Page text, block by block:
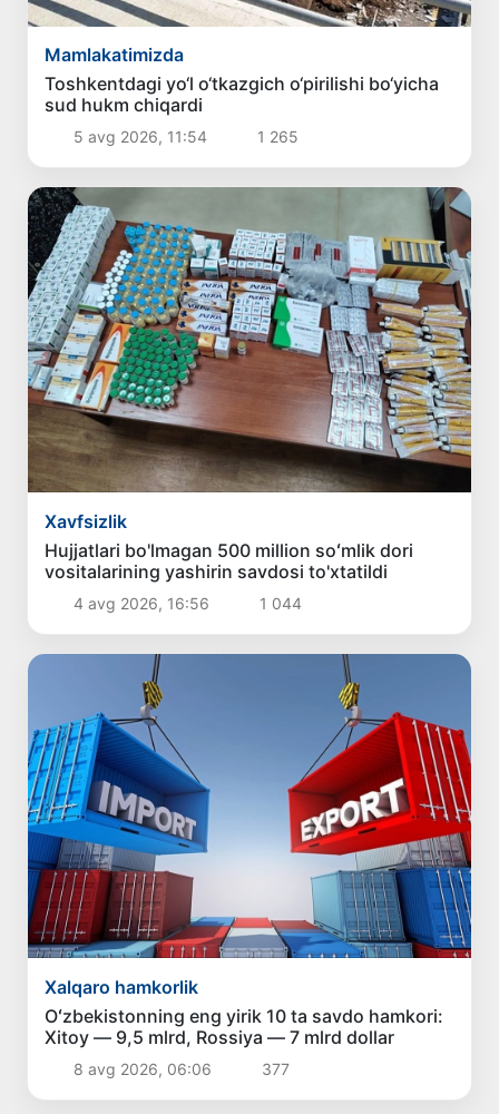
Mamlakatimizda
Toshkentdagi yo‘l o‘tkazgich o‘pirilishi bo‘yicha
sud hukm chiqardi
5 avg 2026, 11:54 1 265
Xavfsizlik
Hujjatlari bo'lmagan 500 million soʻmlik dori
vositalarining yashirin savdosi to'xtatildi
4 avg 2026, 16:56 1 044
Xalqaro hamkorlik
Oʻzbekistonning eng yirik 10 ta savdo hamkori:
Xitoy — 9,5 mlrd, Rossiya — 7 mlrd dollar
8 avg 2026, 06:06 377